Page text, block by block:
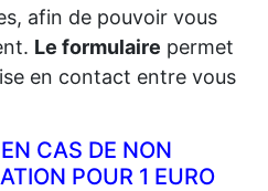
afin de pouvoir vous
Le formulaire permet
en contact entre vous
CAS DE NON
POUR 1 EURO